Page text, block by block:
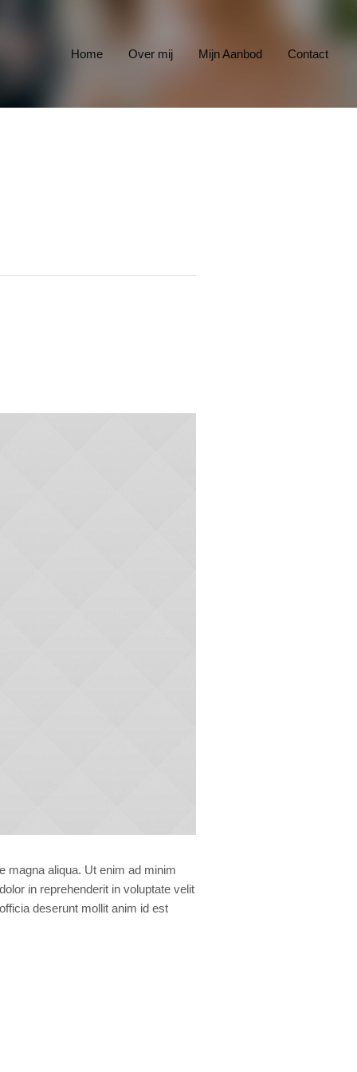
Home Over mij Mijn Aanbod Contact
magna aliqua. Ut enim ad minim
in reprehenderit in voluptate velit
deserunt mollit anim id est